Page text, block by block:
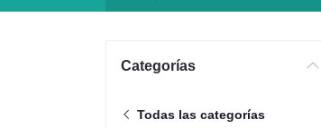
Categorías
Todas las categorías